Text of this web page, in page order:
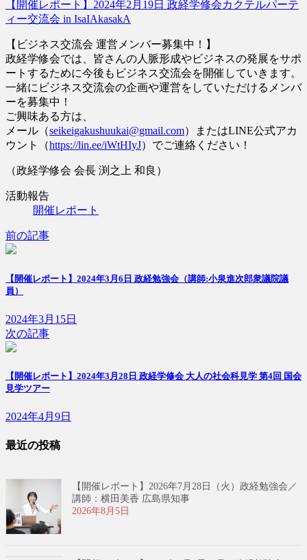
【開催レポート】2024年2月19日 政経学修会カクテルパーテ
ィー交流会 in IsaIAkasakA
【ビジネス交流会 運営メンバー募集中！】
政経学修会では、皆さんの人脈形成やビジネスの発展をサポ
ートするために今後もビジネス交流会を開催していきます。
一緒にビジネス交流会の企画や運営をしていただけるメンバ
ーを募集中！
ご興味ある方は、
メール（seikeigakushuukai@gmail.com）またはLINE公式アカ
ウント（https://lin.ee/iWtHIyJ）でご連絡ください！
（政経学修会 会長 渕之上 和良）
活動報告
開催レポート
前の記事
【開催レポート】2024年3月6日 政経勉強会（講師:小泉進次郎衆議院議
員）
2024年3月15日
次の記事
【開催レポート】2024年3月28日 政経学修会 大人の社会科見学 第4回 国会
見学ツアー
2024年4月9日
最近の投稿
【開催レポート】2026年7月28日（火）政経勉強会／
講師：横田美香 広島県知事
2026年8月5日